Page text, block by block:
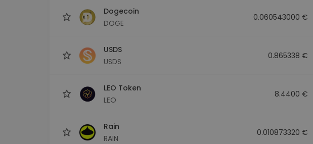
Dogecoin
DOGE
0.060543000 €
USDS
USDS
0.865338 €
LEO Token
LEO
8.4400 €
Rain
RAIN
0.010873320 €